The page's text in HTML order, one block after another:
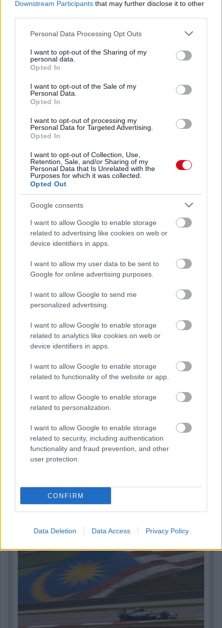
Downstream Participants that may further disclose it to other
Please note that this website/app uses one or more Google
not limited to your visit or usage behaviour. You may click to
grant or deny consent to Google and its third-party tags to
use your data for below specified purposes in below Google
consent section.
Personal Data Processing Opt Outs
I want to opt-out of the Sharing of my
personal data.
Opted In
I want to opt-out of the Sale of my
Personal Data.
Opted In
I want to opt-out of processing my
Personal Data for Targeted Advertising.
Opted In
I want to opt-out of Collection, Use,
Retention, Sale, and/or Sharing of my
Personal Data that Is Unrelated with the
Purposes for which it was collected.
Opted Out
Google consents
I want to allow Google to enable storage
related to advertising like cookies on web or
device identifiers in apps.
I want to allow my user data to be sent to
Google for online advertising purposes.
I want to allow Google to send me
personalized advertising.
I want to allow Google to enable storage
related to analytics like cookies on web or
device identifiers in apps.
I want to allow Google to enable storage
related to functionality of the website or app.
I want to allow Google to enable storage
related to personalization.
I want to allow Google to enable storage
related to security, including authentication
functionality and fraud prevention, and other
user protection.
CONFIRM
Data Deletion Data Access Privacy Policy
Kövess minket a Facebookon
Parc Fermé
Montoya szerint Antonelli kedvessége sem segít
Russellen
1 napja
Hakkinen megtartaná a Norris-Piastri párost a
McLarennél, nem borítaná fel Verstappenért
Megvan, mikor kezdődik az F1-es Bahreini Nagydíj
Malajziában